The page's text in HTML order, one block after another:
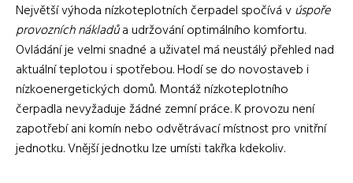
Největší výhoda nízkoteplotních čerpadel spočívá vúspoře
provozních nákladůa udržování optimálního komfortu.
Ovládání je velmi snadné a uživatel má neustálý přehled nad
aktuální teplotou i spotřebou. Hodí se do novostaveb i
nízkoenergetických domů. Montáž nízkoteplotního
čerpadla nevyžaduje žádné zemní práce. K provozu není
zapotřebí ani komín nebo odvětrávací místnost pro vnitřní
jednotku. Vnější jednotku lze umísti takřka kdekoliv.